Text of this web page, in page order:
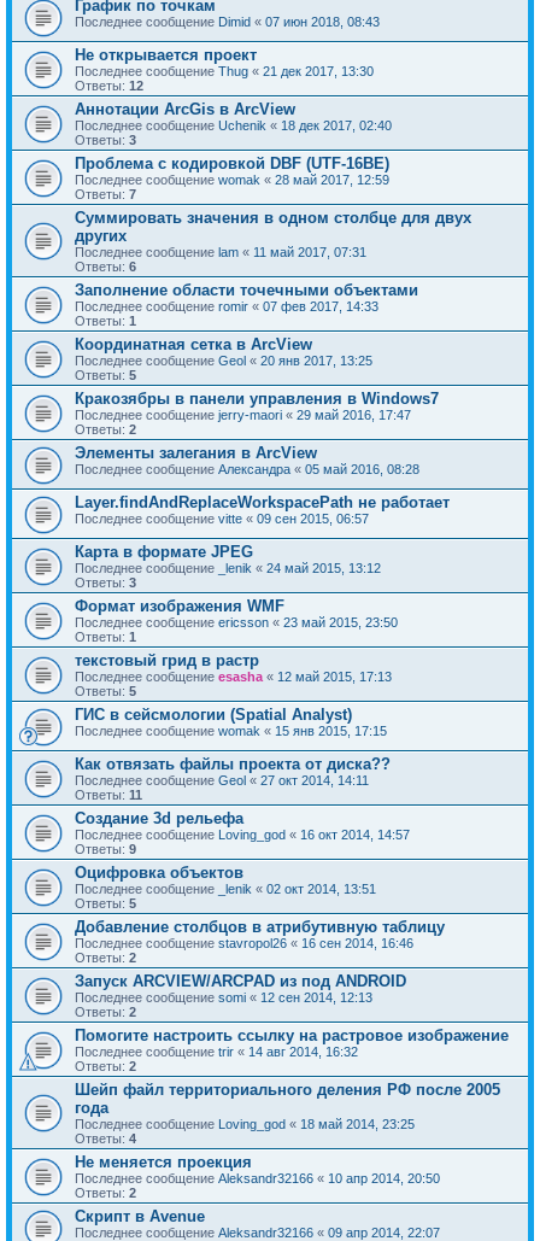
График по точкам
Последнее сообщение Dimid « 07 июн 2018, 08:43
Не открывается проект
Последнее сообщение Thug « 21 дек 2017, 13:30
Ответы: 12
Аннотации ArcGis в ArcView
Последнее сообщение Uchenik « 18 дек 2017, 02:40
Ответы: 3
Проблема с кодировкой DBF (UTF-16BE)
Последнее сообщение womak « 28 май 2017, 12:59
Ответы: 7
Суммировать значения в одном столбце для двух
других
Последнее сообщение lam « 11 май 2017, 07:31
Ответы: 6
Заполнение области точечными объектами
Последнее сообщение romir « 07 фев 2017, 14:33
Ответы: 1
Координатная сетка в ArcView
Последнее сообщение Geol « 20 янв 2017, 13:25
Ответы: 5
Кракозябры в панели управления в Windows7
Последнее сообщение jerry-maori « 29 май 2016, 17:47
Ответы: 2
Элементы залегания в ArcView
Последнее сообщение Александра « 05 май 2016, 08:28
Layer.findAndReplaceWorkspacePath не работает
Последнее сообщение vitte « 09 сен 2015, 06:57
Карта в формате JPEG
Последнее сообщение _lenik « 24 май 2015, 13:12
Ответы: 3
Формат изображения WMF
Последнее сообщение ericsson « 23 май 2015, 23:50
Ответы: 1
текстовый грид в растр
Последнее сообщение esasha « 12 май 2015, 17:13
Ответы: 5
ГИС в сейсмологии (Spatial Analyst)
Последнее сообщение womak « 15 янв 2015, 17:15
Как отвязать файлы проекта от диска??
Последнее сообщение Geol « 27 окт 2014, 14:11
Ответы: 11
Создание 3d рельефа
Последнее сообщение Loving_god « 16 окт 2014, 14:57
Ответы: 9
Оцифровка объектов
Последнее сообщение _lenik « 02 окт 2014, 13:51
Ответы: 5
Добавление столбцов в атрибутивную таблицу
Последнее сообщение stavropol26 « 16 сен 2014, 16:46
Ответы: 2
Запуск ARCVIEW/ARCPAD из под ANDROID
Последнее сообщение somi « 12 сен 2014, 12:13
Ответы: 2
Помогите настроить ссылку на растровое изображение
Последнее сообщение trir « 14 авг 2014, 16:32
Ответы: 2
Шейп файл территориального деления РФ после 2005
года
Последнее сообщение Loving_god « 18 май 2014, 23:25
Ответы: 4
Не меняется проекция
Последнее сообщение Aleksandr32166 « 10 апр 2014, 20:50
Ответы: 2
Скрипт в Avenue
Последнее сообщение Aleksandr32166 « 09 апр 2014, 22:07